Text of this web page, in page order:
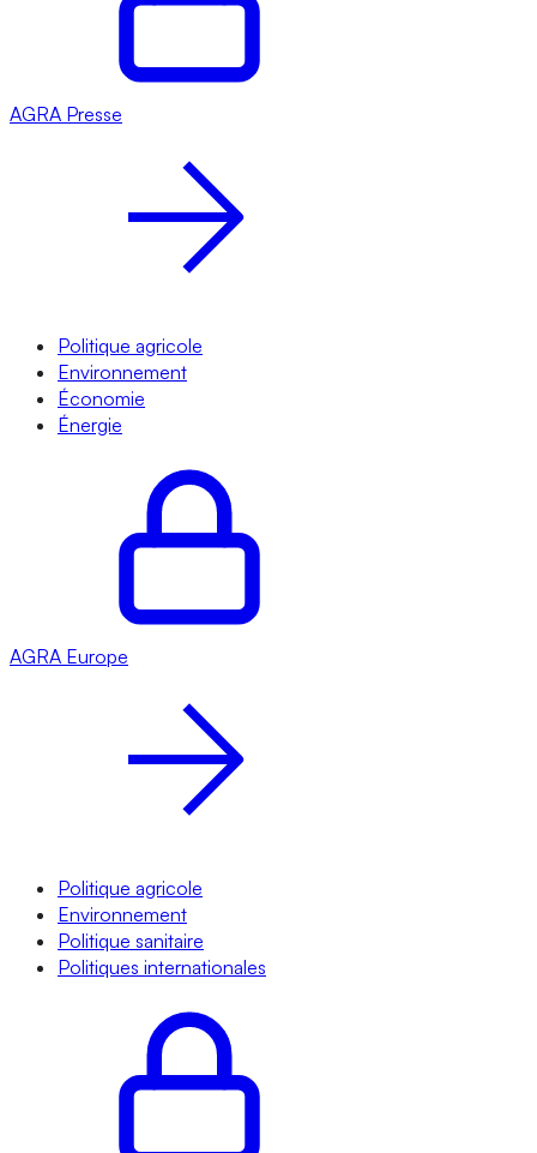
AGRA Presse
Politique agricole
Environnement
Économie
Énergie
AGRA Europe
Politique agricole
Environnement
Politique sanitaire
Politiques internationales